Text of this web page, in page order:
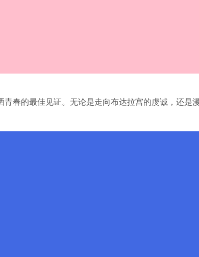
春的最佳见证。无论是走向布达拉宫的虔诚，还是